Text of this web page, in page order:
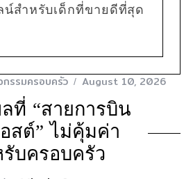
สำหรับเด็กที่ขายดีที่สุด
กรรมครอบครัว August 10, 2026
ที่ “สายการบิน
สต์” ไม่คุ้มค่า
บครอบครัว